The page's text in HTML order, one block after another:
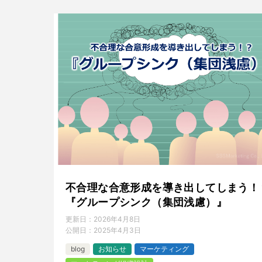
不合理な合意形成を導き出してしまう！
『グループシンク（集団浅慮）』
更新日： 2026年4月8日
公開日： 2025年4月3日
blog お知らせ
マーケティング